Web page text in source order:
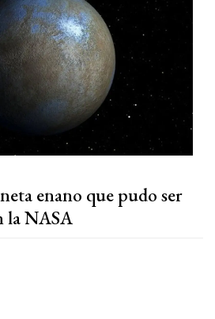
enano que pudo ser
la NASA